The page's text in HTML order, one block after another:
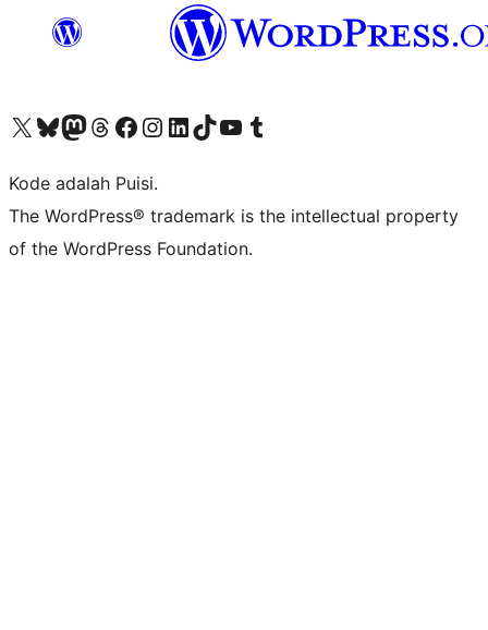
Kunjungi akun X (sebelumnya Twitter) kamiVisit our Bluesky account
Kunjungi akun Mastodon kami
Visit our Threads account
Kunjungi halaman Facebook kamiKunjungi akun Instagram kamiKunjungi akun LinkedIn kami
Visit our TikTok account
Kunjungi channel YouTube kamiVisit our Tumblr account
Kode adalah Puisi.
The WordPress® trademark is the intellectual property
of the WordPress Foundation.